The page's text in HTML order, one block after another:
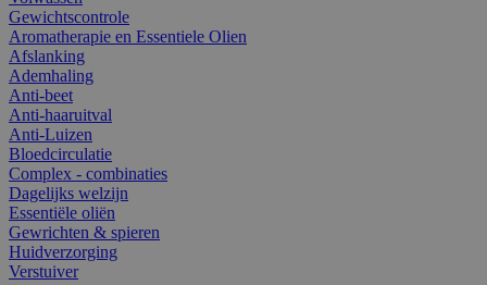
Gewichtscontrole
Aromatherapie en Essentiele Olien
Afslanking
Ademhaling
Anti-beet
Anti-haaruitval
Anti-Luizen
Bloedcirculatie
Complex - combinaties
Dagelijks welzijn
Essentiële oliën
Gewrichten & spieren
Huidverzorging
Verstuiver